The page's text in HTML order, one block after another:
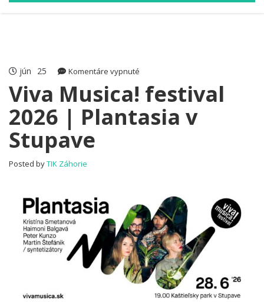
jún 25 Komentáre vypnuté
Musica!
festival
2026
Viva Musica! festival
2026 | Plantasia v
Stupave
Posted byTIK Záhorie